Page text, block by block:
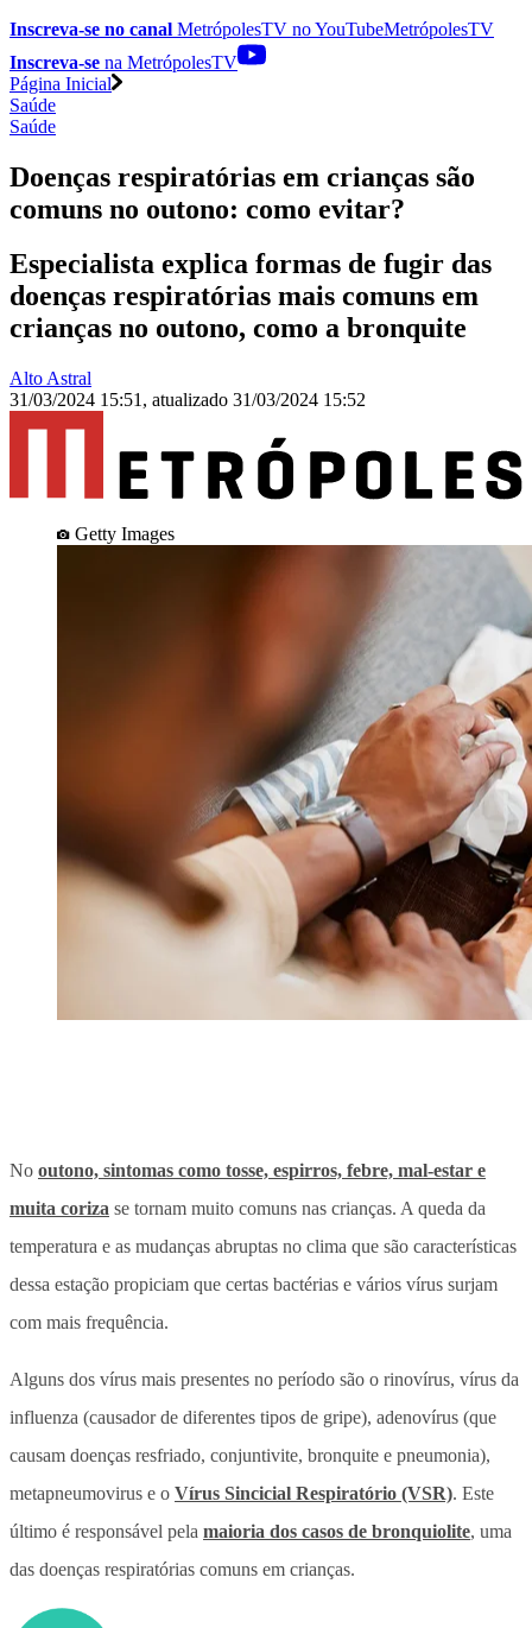
Inscreva-se no canal MetrópolesTV noYouTubeMetrópolesTV
Inscreva-se na MetrópolesTV
Página Inicial
Saúde
Saúde
Doenças respiratórias em crianças são
comuns no outono: como evitar?
Especialista explica formas de fugir das
doenças respiratórias mais comuns em
crianças no outono, como a bronquite
Alto Astral
31/03/2024 15:51 , atualizado 31/03/2024 15:52
Getty Images
No outono, sintomas como tosse, espirros, febre, mal-estar e
muita coriza se tornam muito comuns nas crianças. A queda da
temperatura e as mudanças abruptas no clima que são características
dessa estação propiciam que certas bactérias e vários vírus surjam
com mais frequência.
Alguns dos vírus mais presentes no período são o rinovírus, vírus da
influenza (causador de diferentes tipos de gripe), adenovírus (que
causam doenças resfriado, conjuntivite, bronquite e pneumonia),
metapneumovirus e o Vírus Sincicial Respiratório (VSR). Este
último é responsável pela maioria dos casos de bronquiolite, uma
das doenças respiratórias comuns em crianças.